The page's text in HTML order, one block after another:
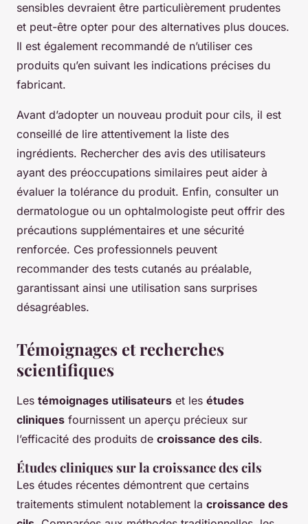
sensibles devraient être particulièrement prudentes
et peut-être opter pour des alternatives plus douces.
Il est également recommandé de n’utiliser ces
produits qu’en suivant les indications précises du
fabricant.
Avant d’adopter un nouveau produit pour cils, il est
conseillé de lire attentivement la liste des
ingrédients. Rechercher des avis des utilisateurs
ayant des préoccupations similaires peut aider à
évaluer la tolérance du produit. Enfin, consulter un
dermatologue ou un ophtalmologiste peut offrir des
précautions supplémentaires et une sécurité
renforcée. Ces professionnels peuvent
recommander des tests cutanés au préalable,
garantissant ainsi une utilisation sans surprises
désagréables.
Témoignages et recherches
scientifiques
Les témoignages utilisateurs et les études
cliniques fournissent un aperçu précieux sur
l’efficacité des produits de croissance des cils.
Études cliniques sur la croissance des cils
Les études récentes démontrent que certains
traitements stimulent notablement la croissance des